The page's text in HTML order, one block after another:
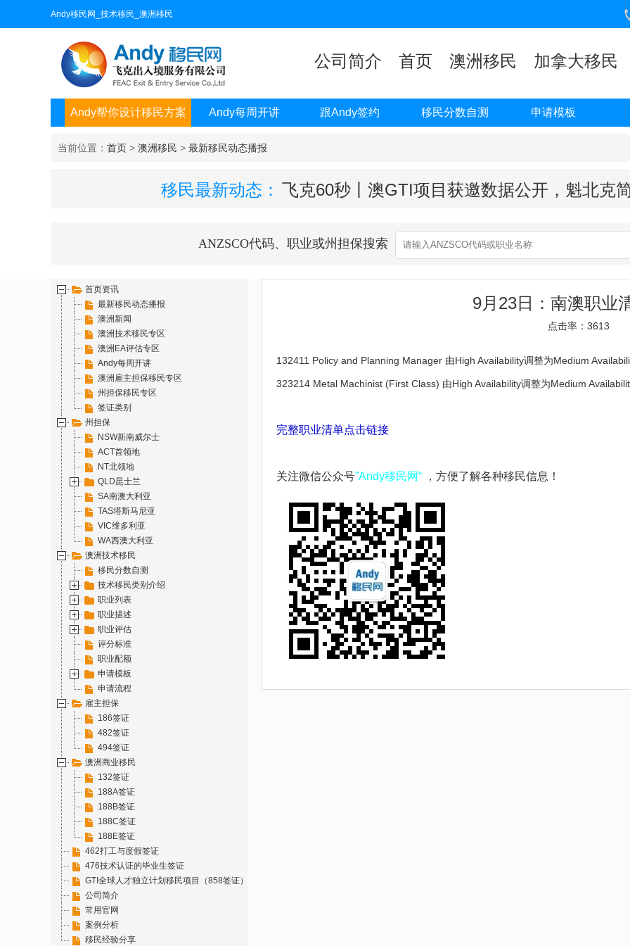
Andy移民网_技术移民_澳洲移民
公司简介 首页 澳洲移民 加拿大移民
Andy帮你设计移民方案 Andy每周开讲 跟Andy签约 移民分数自测 申请模板
当前位置： 首页 > 澳洲移民 > 最新移民动态播报
移民最新动态： 飞克60秒丨澳GTI项目获邀数据公开，魁北克
ANZSCO代码、职业或州担保搜索
首页资讯
最新移民动态播报
澳洲新闻
澳洲技术移民专区
澳洲EA评估专区
Andy每周开讲
澳洲雇主担保移民专区
州担保移民专区
签证类别
州担保
NSW新南威尔士
ACT首领地
NT北领地
QLD昆士兰
SA南澳大利亚
TAS塔斯马尼亚
VIC维多利亚
WA西澳大利亚
澳洲技术移民
移民分数自测
技术移民类别介绍
职业列表
职业描述
职业评估
评分标准
职业配额
申请模板
申请流程
雇主担保
186签证
482签证
494签证
澳洲商业移民
132签证
188A签证
188B签证
188C签证
188E签证
462打工与度假签证
476技术认证的毕业生签证
GTI全球人才独立计划移民项目（858签证）
公司简介
常用官网
案例分析
移民经验分享
9月23日：南澳职业
点击率：3613
132411 Policy and Planning Manager 由High Availability调整为Medium
323214 Metal Machinist (First Class) 由High Availability调整为Medium
完整职业清单点击链接
关注微信公众号”Andy移民网“ ，方便了解各种移民信息！